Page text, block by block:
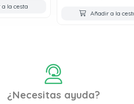
la cesta
Añadir a la
¿Necesitas ayuda?